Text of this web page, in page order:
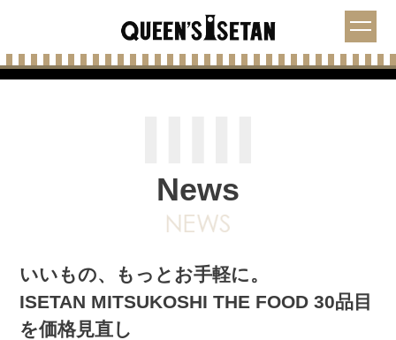
News
いいもの、もっとお手軽に。
ISETAN MITSUKOSHI THE FOOD 30品目
を価格見直し